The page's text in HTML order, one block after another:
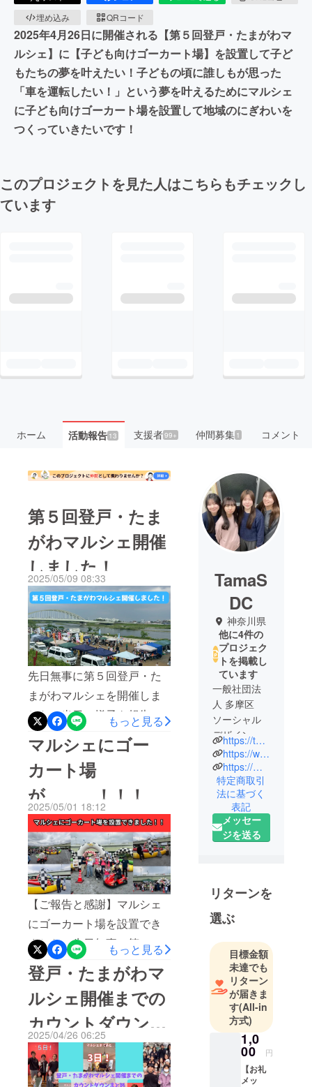
埋め込み
QRコード
2025年4月26日に開催される【第５回登戸・たまがわマ
ルシェ】に【子ども向けゴーカート場】を設置して子ど
もたちの夢を叶えたい！子どもの頃に誰しもが思った
「車を運転したい！」という夢を叶えるためにマルシェ
に子ども向けゴーカート場を設置して地域のにぎわいを
つくっていきたいです！
このプロジェクトを見た人はこちらもチェックし
ています
ホーム 活動報告13 支援者99+ 仲間募集 1 コメント
第５回登戸・たま
がわマルシェ開催
しました！
2025/05/09 08:33
先日無事に第５回登戸・た
まがわマルシェを開催しま
した！当日の様子を報告さ
せていただきます。朝の準
備当日ボランティア打ち合
わせ 当日は出店・出展・出
演者だけでなく地域の中高
大学生や大人など沢山のボ
ランティアの方にお手伝い
いただきました！ステージ
ステージ会場ステージでは
合唱、吹奏楽、ダンスなど
さまざまな演目が行われま
した！キッズ駄菓子屋さん
体験ゴーカートスーパー
ボール、ヨーヨー、駄菓子
屋さん体験、ボーリング、
動物園、ゴーカートのエリ
アを設置しました！ロバ
ロバさん作りをおこないま
した！SDC飲食わたあめ、
もっと見る
マルシェにゴー
カート場
が、、、！！！
2025/05/01 18:12
【ご報告と感謝】マルシェ
にゴーカート場を設置でき
ました！先日無事に第５回
登戸・たまがわマルシェを
開催し、皆様のご支援のお
かげでゴーカート場を設置
することができました！
ゴーカート場は大盛況！多
くのお客さんにゴーカート
を体験していただき、コン
もっと見る
登戸・たまがわマ
ルシェ開催までの
カウントダウンま
とめver.2
2025/04/26 06:25
TamaS
DC
神奈川県
他に4件の
プロジェク
トを掲載し
ています
一般社団法
人 多摩区
ソーシャル
デザインセ
ンター（多
摩SDC）で
す。
アイコンの4
人は、2026
年5月2日(土)
に開催する
わマル
シェ」の学
生責任者で
私たちは中
間支援とい
う形で「幸
せなまち」
づくりを
行っていま
す。学生を
中心として
活動を行っ
https://tama-sdc.com/
https://www.instagram.com/noborito_tamagawa426
https://marche.tama-sdc.com/
特定商取引
法に基づく
表記
メッセー
ジを送る
リターンを
選ぶ
目標金額
未達でも
リターン
が届きま
す(All-in
方式)
1,0
00 円
【お礼
メッ